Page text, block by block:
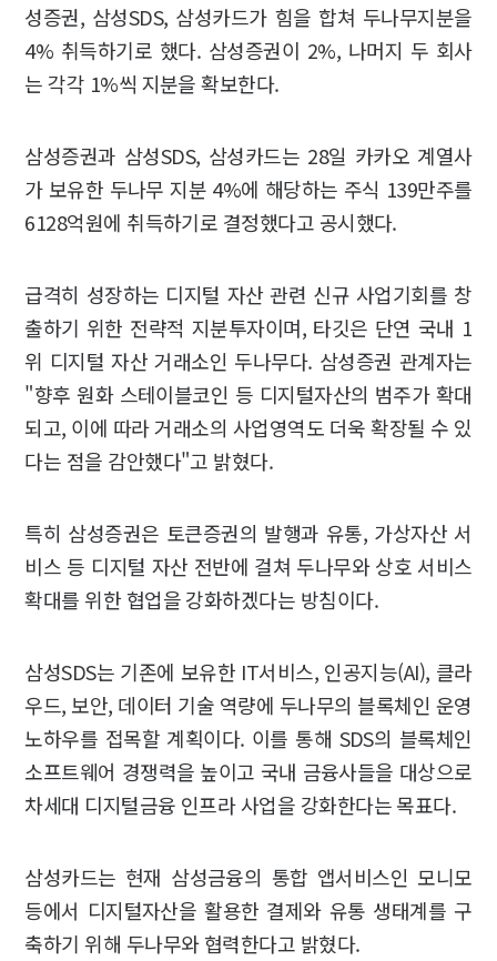
성증권, 삼성SDS, 삼성카드가 힘을 합쳐 두나무지분을
4% 취득하기로 했다. 삼성증권이 2%, 나머지 두 회사
는 각각 1%씩 지분을 확보한다.
삼성증권과 삼성SDS, 삼성카드는 28일 카카오 계열사
가 보유한 두나무 지분 4%에 해당하는 주식 139만주를
6128억원에 취득하기로 결정했다고 공시했다.
급격히 성장하는 디지털 자산 관련 신규 사업기회를 창
출하기 위한 전략적 지분투자이며, 타깃은 단연 국내 1
위 디지털 자산 거래소인 두나무다. 삼성증권 관계자는
"향후 원화 스테이블코인 등 디지털자산의 범주가 확대
되고, 이에 따라 거래소의 사업영역도 더욱 확장될 수 있
다는 점을 감안했다"고 밝혔다.
특히 삼성증권은 토큰증권의 발행과 유통, 가상자산 서
비스 등 디지털 자산 전반에 걸쳐 두나무와 상호 서비스
확대를 위한 협업을 강화하겠다는 방침이다.
삼성SDS는 기존에 보유한 IT서비스, 인공지능(AI), 클라
우드, 보안, 데이터 기술 역량에 두나무의 블록체인 운영
노하우를 접목할 계획이다. 이를 통해 SDS의 블록체인
소프트웨어 경쟁력을 높이고 국내 금융사들을 대상으로
차세대 디지털금융 인프라 사업을 강화한다는 목표다.
삼성카드는 현재 삼성금융의 통합 앱서비스인 모니모
등에서 디지털자산을 활용한 결제와 유통 생태계를 구
축하기 위해 두나무와 협력한다고 밝혔다.